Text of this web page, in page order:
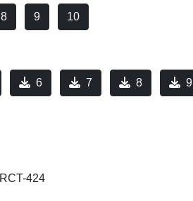
8 9 10
6 7 8 9
RCT-424